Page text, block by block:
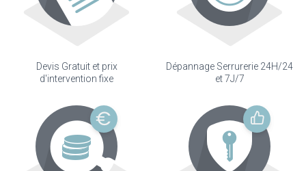
Devis Gratuit et prix
d'intervention fixe
Dépannage Serrurerie 24H/24
et 7J/7